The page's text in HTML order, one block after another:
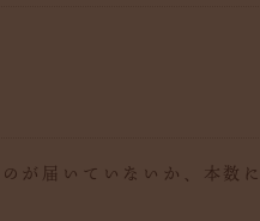
が届いていないか、本数に